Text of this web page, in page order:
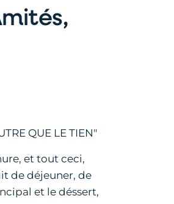
QUE LE TIEN"
et tout ceci,
de déjeuner, de
et le déssert,